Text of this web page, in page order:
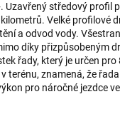
Uzavřený středový profil
Velké profilové
a odvod vody.
díky přizpůsobeným
řady, který je určen pro
terénu, znamená, že
pro náročné jezdce